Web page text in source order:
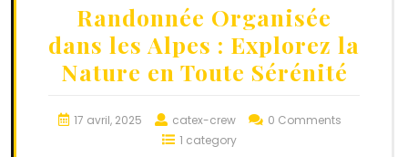
Randonnée Organisée
dans les Alpes : Explorez la
Nature en Toute Sérénité
17 avril, 2025 catex-crew
0 Comments
1 category